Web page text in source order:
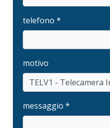
telefono *
motivo
messaggio *